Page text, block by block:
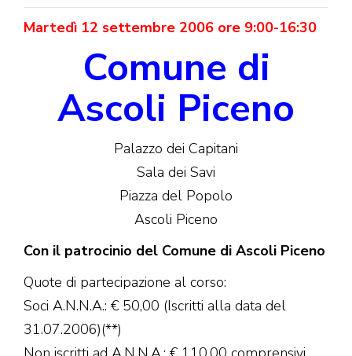
Martedì 12 settembre 2006 ore 9:00-16:30
Comune di
Ascoli Piceno
Palazzo dei Capitani
Sala dei Savi
Piazza del Popolo
Ascoli Piceno
Con il patrocinio del Comune di Ascoli Piceno
Quote di partecipazione al corso:
Soci A.N.N.A.: € 50,00 (Iscritti alla data del
31.07.2006)(**)